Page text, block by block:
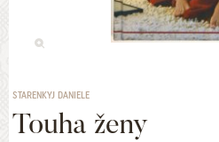
STARENKYJ DANIELE
Touha ženy